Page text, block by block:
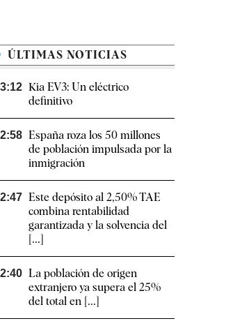
origen
el 25%
su pareja en un
comercial [...]
ÚLTIMAS NOTICIAS
Kia EV3: Un eléctrico
definitivo
España roza los 50 millones
de población impulsada por la
inmigración
Este depósito al 2,50% TAE
combina rentabilidad
garantizada y la solvencia del
[...]
La población de origen
extranjero ya supera el 25%
del total en [...]